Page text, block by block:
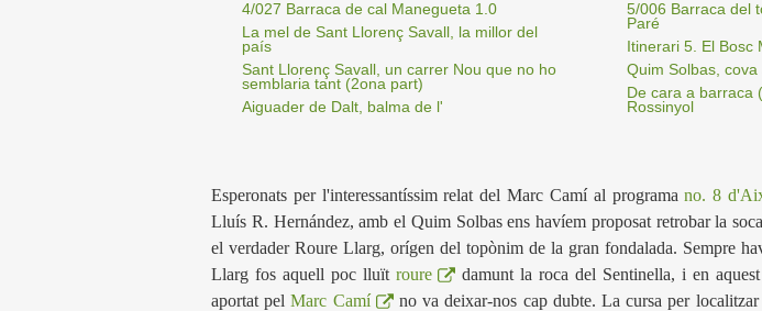
4/027 Barraca de cal Manegueta 1.0
La mel de Sant Llorenç Savall, la millor del
país
Sant Llorenç Savall, un carrer Nou que no ho
semblaria tant (2ona part)
Aiguader de Dalt, balma de l'
5/006 Barraca del
Paré
Itinerari 5. El Bosc
Quim Solbas,
De cara a barraca
Rossinyol
Esperonats per l'interessantíssim relat del Marc Camí al programano. 8
Lluís R. Hernández, amb el Quim Solbas ens havíem proposat retrobar la
el verdader Roure Llarg, orígen del topònim de la gran fondalada. Sempre
Llarg fos aquell poc lluït roure
damunt la roca del Sentinella, i en
aportat pelMarc Camí
no va deixar-nos cap dubte. La cursa per